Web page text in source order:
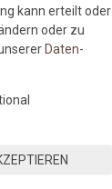
kann erteilt oder
oder zu
Daten­